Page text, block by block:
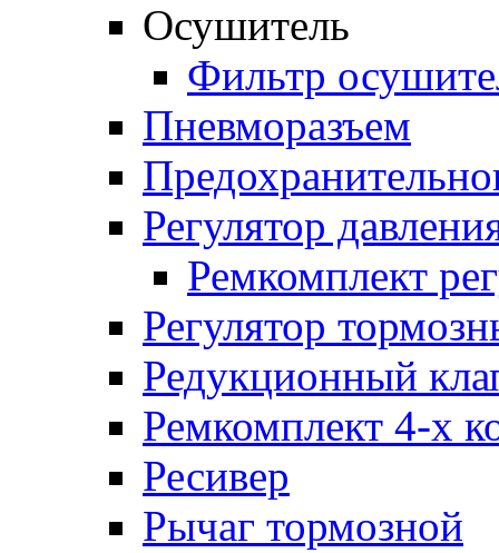
Осушитель
Фильтр
Пневморазъем
Регулятор
Ремкомплект
Регулятор
Редукционный
Ремкомплект 4-х
Ресивер
Рычаг тормозной